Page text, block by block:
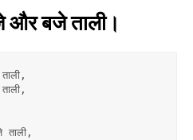
और बजे ताली।